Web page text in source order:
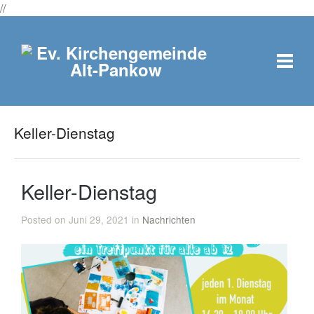
//
Keller-Dienstag
Keller-Dienstag
Posted on Juni 29, 2021 in Nachrichten